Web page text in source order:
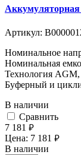
Аккумуляторная
Артикул:
Номинальное
Номинальная
Технология
Буферный и
В наличии
Cравнить
7 181
руб.
Цена: 7 181 руб.
В наличии